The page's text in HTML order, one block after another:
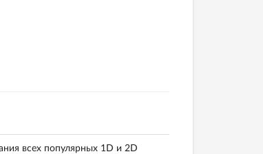
всех популярных 1D и 2D